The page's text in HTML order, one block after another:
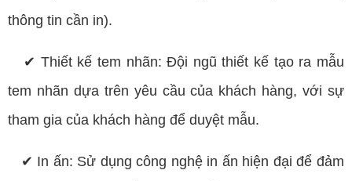
thông tin cần in).
✔ Thiết kế tem nhãn: Đội ngũ thiết kế tạo ra mẫu
tem nhãn dựa trên yêu cầu của khách hàng, với sự
tham gia của khách hàng để duyệt mẫu.
✔ In ấn: Sử dụng công nghệ in ấn hiện đại để đảm